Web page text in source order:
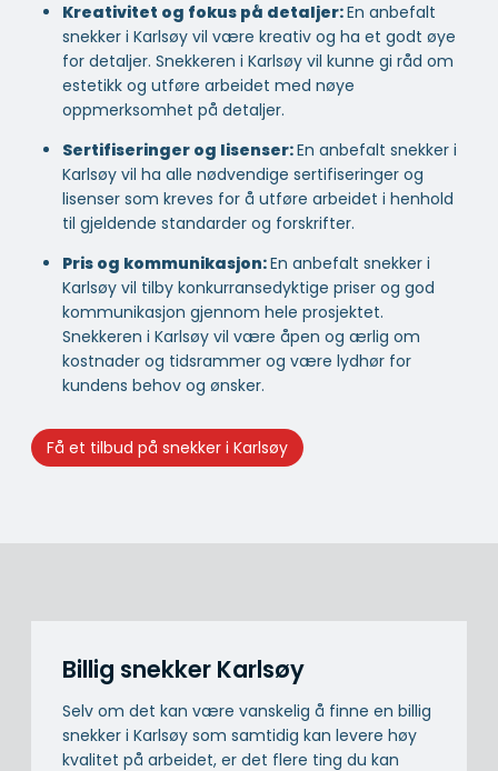
Kreativitet og fokus på detaljer:En anbefalt
snekker i Karlsøy vil være kreativ og ha et godt øye
for detaljer. Snekkeren i Karlsøy vil kunne gi råd om
estetikk og utføre arbeidet med nøye
oppmerksomhet på detaljer.
Sertifiseringer og lisenser:En anbefalt snekker i
Karlsøy vil ha alle nødvendige sertifiseringer og
lisenser som kreves for å utføre arbeidet i henhold
til gjeldende standarder og forskrifter.
Pris og kommunikasjon:En anbefalt snekker i
Karlsøy vil tilby konkurransedyktige priser og god
kommunikasjon gjennom hele prosjektet.
Snekkeren i Karlsøy vil være åpen og ærlig om
kostnader og tidsrammer og være lydhør for
kundens behov og ønsker.
Få et tilbud på snekker i Karlsøy
Billig snekker Karlsøy
Selv om det kan være vanskelig å finne en billig
snekker i Karlsøy som samtidig kan levere høy
kvalitet på arbeidet, er det flere ting du kan